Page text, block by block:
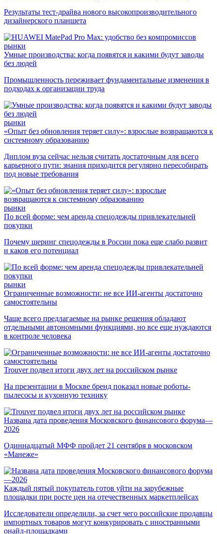
Результаты тест-драйва нового высокопроизводительного
дизайнерского планшета
рынки
Умные производства: когда появятся и какими будут заводы
без людей
Промышленность переживает фундаментальные изменения в
подходах к организации труда
рынки
«Опыт без обновления теряет силу»: взрослые возвращаются к
системному образованию
Диплом вуза сейчас нельзя считать достаточным для всего
карьерного пути: знания приходится регулярно пересобирать
под новые требования
рынки
По всей форме: чем аренда спецодежды привлекательней
покупки
Почему шеринг спецодежды в России пока еще слабо развит
и каков его потенциал
рынки
Ограниченные возможности: не все ИИ-агенты достаточно
самостоятельны
Чаще всего предлагаемые на рынке решения обладают
отдельными автономными функциями, но все еще нуждаются
в контроле человека
Trouver подвел итоги двух лет на российском рынке
На презентации в Москве бренд показал новые роботы-
пылесосы и кухонную технику
Названа дата проведения Московского финансового форума—
2026
Одиннадцатый МФФ пройдет 21 сентября в московском
«Манеже»
Каждый пятый покупатель готов уйти на зарубежные
площадки при росте цен на отечественных маркетплейсах
Исследователи определили, за счет чего российские продавцы
импортных товаров могут конкурировать с иностранными
онайл-площадками